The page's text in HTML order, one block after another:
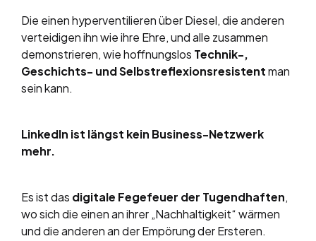
Die einen hyperventilieren über Diesel, die anderen
verteidigen ihn wie ihre Ehre, und alle zusammen
demonstrieren, wie hoffnungslos Technik-,
Geschichts- und Selbstreflexionsresistentman
sein kann.
LinkedIn ist längst kein Business-Netzwerk
mehr.
Es ist das digitale Fegefeuer der Tugendhaften,
wo sich die einen an ihrer „Nachhaltigkeit“ wärmen
und die anderen an der Empörung der Ersteren.